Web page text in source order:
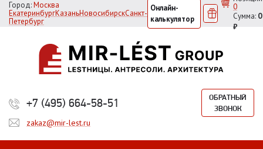
Город:Москва
ЕкатеринбургКазаньНовосибирскСанкт-
Петербург
Онлайн-
калькулятор
0
Сумма: 0
₽
+7 (495) 664-58-51
ОБРАТНЫЙ
ЗВОНОК
zakaz@mir-lest.ru